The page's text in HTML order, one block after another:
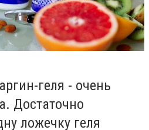
геля - очень
Достаточно
ложечку геля